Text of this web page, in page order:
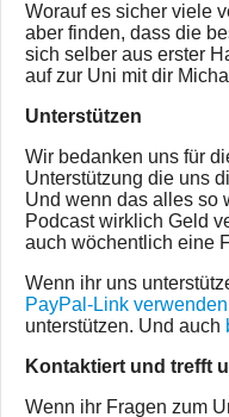
Worauf es sicher viele
aber finden, dass die
sich selber aus erster
auf zur Uni mit dir
Unterstützen
Wir bedanken uns für
Unterstützung die uns
Und wenn das alles so
Podcast wirklich Geld
auch wöchentlich eine
Wenn ihr uns
PayPal-Link verwenden
unterstützen. Und auch
Kontaktiert und trefft
Wenn ihr Fragen zum